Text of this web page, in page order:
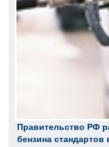
Правительство РФ
бензина